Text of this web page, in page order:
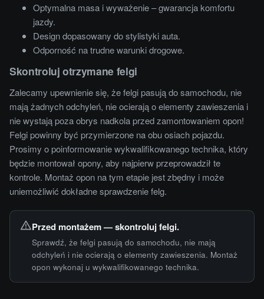
Optymalna masa i wyważenie – gwarancja komfortu
jazdy.
Design dopasowany do stylistyki auta.
Odporność na trudne warunki drogowe.
Skontroluj otrzymane felgi
Zalecamy upewnienie się, że felgi pasują do samochodu, nie
mają żadnych odchyleń, nie ocierają o elementy zawieszenia i
nie wystają poza obrys nadkola przed zamontowaniem opon!
Felgi powinny być przymierzone na obu osiach pojazdu.
Prosimy o poinformowanie wykwalifikowanego technika, który
będzie montował opony, aby najpierw przeprowadził te
kontrole. Montaż opon na tym etapie jest zbędny i może
uniemożliwić dokładne sprawdzenie felg.
Przed montażem — skontroluj felgi.
Sprawdź, że felgi pasują do samochodu, nie mają
odchyleń i nie ocierają o elementy zawieszenia. Montaż
opon wykonaj u wykwalifikowanego technika.